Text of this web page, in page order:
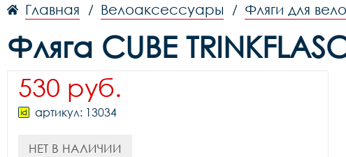
Главная / Велоаксессуары / Фляги для
Фляга CUBE
530 руб.
артикул: 13034
НЕТ В НАЛИЧИИ